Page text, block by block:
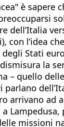
è
dell’Italia
l’idea
Stati
la
– quello
arrivano
missioni